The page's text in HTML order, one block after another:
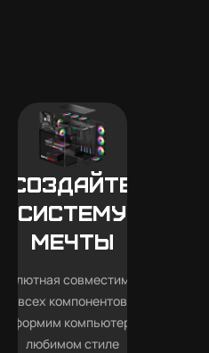
Создайте
систему
мечты
совместимость
всех компонентов
Оформим компьютер в
любимом стиле